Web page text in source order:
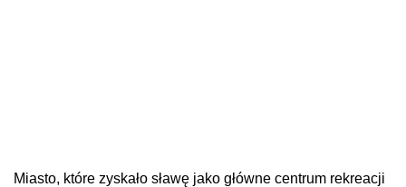
Miasto, które zyskało sławę jako główne centrum rekreacji